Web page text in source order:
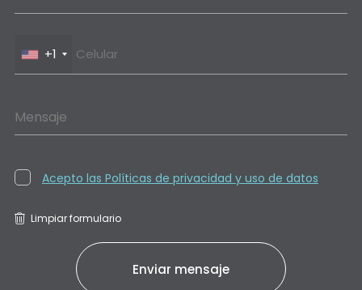
+1
Mensaje
Acepto las Políticas de privacidad y uso de datos
Limpiar formulario